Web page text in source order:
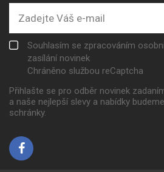
Souhlasím se zpracováním
zasílání novinek
Chráněno službou reCaptcha
Přihlašte se pro odběr novinek
a naše nejlepší slevy a nabídky
schránky.